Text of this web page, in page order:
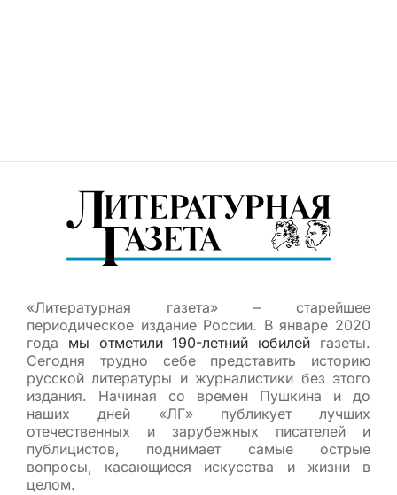
«Литературная газета» – старейшее
периодическое издание России. В январе 2020
года мы отметили 190-летний юбилей газеты.
Сегодня трудно себе представить историю
русской литературы и журналистики без этого
издания. Начиная со времен Пушкина и до
наших дней «ЛГ» публикует лучших
отечественных и зарубежных писателей и
публицистов, поднимает самые острые
вопросы, касающиеся искусства и жизни в
целом.